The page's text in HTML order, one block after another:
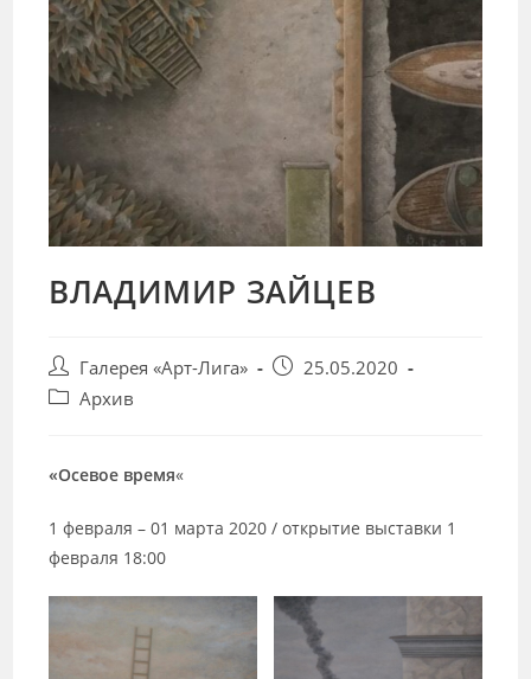
ВЛАДИМИР ЗАЙЦЕВ
Post
author:
Галерея «Арт-Лига»
Запись25.05.2020
PostАрхив
«Осевое время«
1 февраля – 01 марта 2020 / открытие выставки 1
февраля 18:00